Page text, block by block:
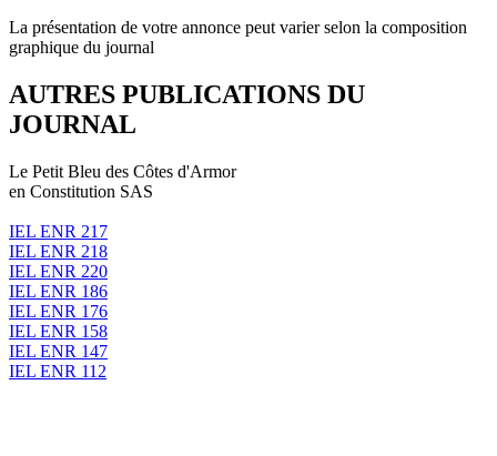
La présentation de votre annonce peut varier selon la composition
graphique du journal
AUTRES PUBLICATIONS DU
JOURNAL
Le Petit Bleu des Côtes d'Armor
en Constitution SAS
IEL ENR 217
IEL ENR 218
IEL ENR 220
IEL ENR 186
IEL ENR 176
IEL ENR 158
IEL ENR 147
IEL ENR 112